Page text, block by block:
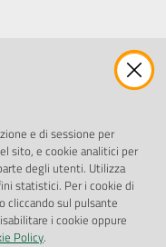
e di sessione per
sito, e cookie analitici per
degli utenti. Utilizza
statistici. Per i cookie di
cliccando sul pulsante
i cookie oppure
Policy.